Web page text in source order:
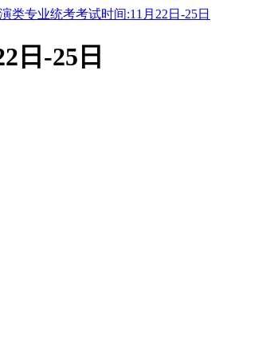
类专业统考考试时间:11月22日-25日
日-25日